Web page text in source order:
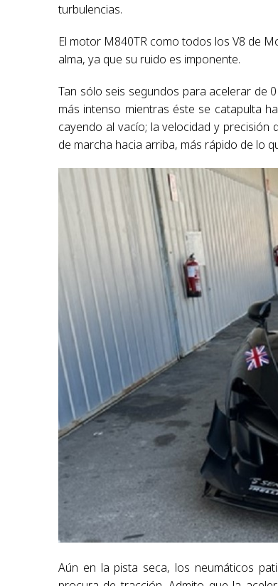
turbulencias.
El motor M840TR como todos los V8 de
alma, ya que su ruido es imponente.
Tan sólo seis segundos para acelerar de
más intenso mientras éste se catapulta
cayendo al vacío; la velocidad y precisión
de marcha hacia arriba, más rápido de lo
Aún en la pista seca, los neumáticos